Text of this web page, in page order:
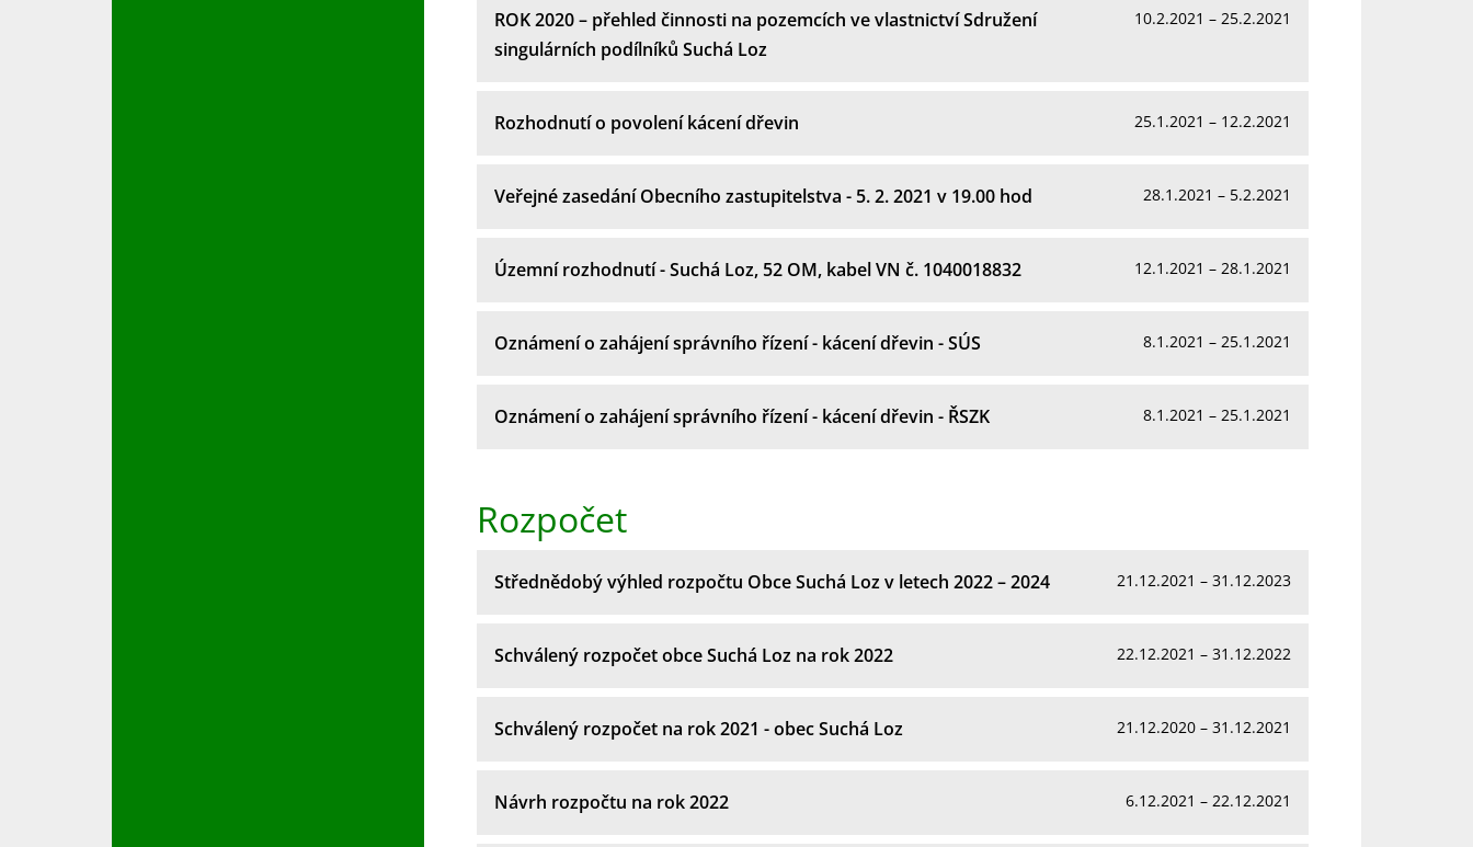
ROK 2020 – přehled činnosti na pozemcích ve vlastnictví Sdružení
singulárních podílníků Suchá Loz
10.2.2021 – 25.2.2021
Rozhodnutí o povolení kácení dřevin 25.1.2021 – 12.2.2021
Veřejné zasedání Obecního zastupitelstva - 5. 2. 2021 v 19.00 hod 28.1.2021 – 5.2.2021
Územní rozhodnutí - Suchá Loz, 52 OM, kabel VN č. 1040018832 12.1.2021 – 28.1.2021
Oznámení o zahájení správního řízení - kácení dřevin - SÚS 8.1.2021 – 25.1.2021
Oznámení o zahájení správního řízení - kácení dřevin - ŘSZK 8.1.2021 – 25.1.2021
Rozpočet
Střednědobý výhled rozpočtu Obce Suchá Loz v letech 2022 – 2024 21.12.2021 – 31.12.2023
Schválený rozpočet obce Suchá Loz na rok 2022 22.12.2021 – 31.12.2022
Schválený rozpočet na rok 2021 - obec Suchá Loz 21.12.2020 – 31.12.2021
Návrh rozpočtu na rok 2022 6.12.2021 – 22.12.2021